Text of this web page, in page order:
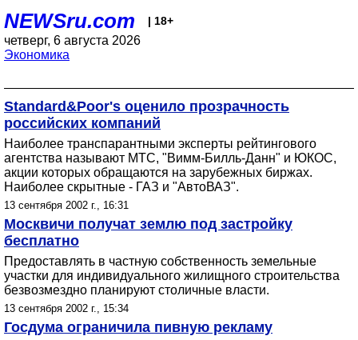
NEWSru.com | 18+
четверг, 6 августа 2026
Экономика
Standard&Poor's оценило прозрачность
российских компаний
Наиболее транспарантными эксперты рейтингового
агентства называют МТС, "Вимм-Билль-Данн" и ЮКОС,
акции которых обращаются на зарубежных биржах.
Наиболее скрытные - ГАЗ и "АвтоВАЗ".
13 сентября 2002 г., 16:31
Москвичи получат землю под застройку
бесплатно
Предоставлять в частную собственность земельные
участки для индивидуального жилищного строительства
безвозмездно планируют столичные власти.
13 сентября 2002 г., 15:34
Госдума ограничила пивную рекламу